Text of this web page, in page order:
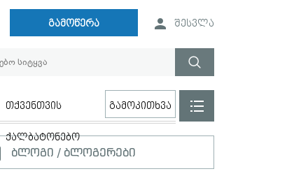
გამოწერა შესვლა
თქვენთვის
ქალბატონებო
გამოკითხვა
ბლოგი / ბლოგერები